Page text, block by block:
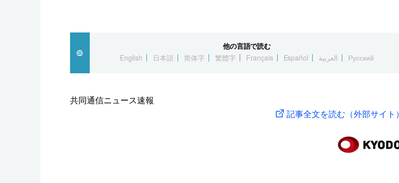
科学・技術
暮らし
他の言語で読む
English
日本語 简体字 繁體字 Français Español العربية Русский
共同通信ニュース速報
記事全文を読む（外部サイト）